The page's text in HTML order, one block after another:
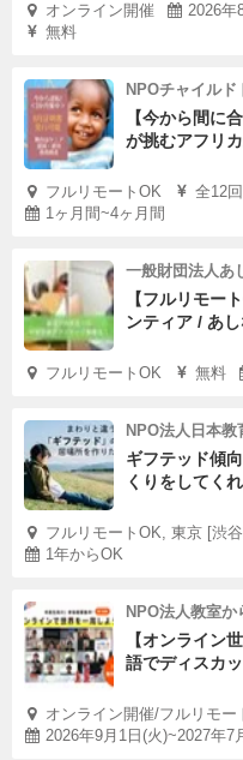
オンライン開催
2026年
無料
NPOチャイル
【今から間に
が挑むアフリ
フルリモートOK
全12
1ヶ月間~4ヶ月間
一般財団法人あ
【フルリモー
ンティア / あ
フルリモートOK 無料
NPO法人日本
ギフテッド傾
くりをしてく
フルリモートOK, 東京 [渋
1年からOK
NPO法人教室か
【オンライン
語でディスカ
オンライン開催/フルリモー
2026年9月1日(火)~2027年7